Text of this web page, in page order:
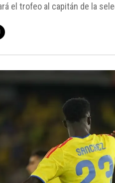
el trofeo al capitán de la